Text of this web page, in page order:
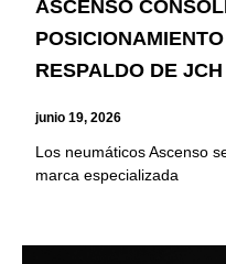
ASCENSO
RESPALDO DE
junio 19, 2026
Los neumáticos Ascenso
marca especializada